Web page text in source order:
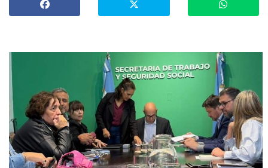
Nacionales
»
Provinciales
»
Salud
»
Cultura
»
Economía